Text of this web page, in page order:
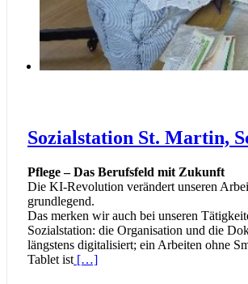
Sozialstation St. Martin,
Pflege – Das Berufsfeld mit Zukunft
Die KI-Revolution verändert unseren
grundlegend.
Das merken wir auch bei unseren
Sozialstation: die Organisation und die
längstens digitalisiert; ein Arbeiten ohne
Tablet ist […]